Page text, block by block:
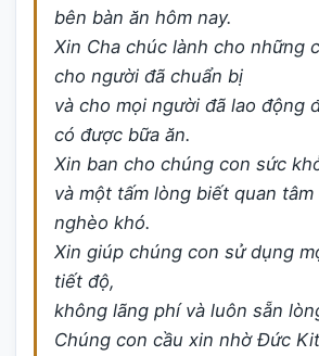
bên bàn ăn hôm nay.
Xin Cha chúc lành cho những
cho người đã chuẩn bị
và cho mọi người đã lao động
có được bữa ăn.
Xin ban cho chúng con sức
và một tấm lòng biết quan
nghèo khó.
Xin giúp chúng con sử dụng
tiết độ,
không lãng phí và luôn sẵn
Chúng con cầu xin nhờ Đức